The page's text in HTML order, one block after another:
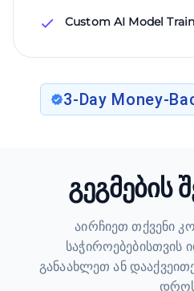
Custom AI Model
3-Day Money-
გეგმების
აირჩიეთ თქვენი
საჭიროებებისთვის
განაახლეთ ან